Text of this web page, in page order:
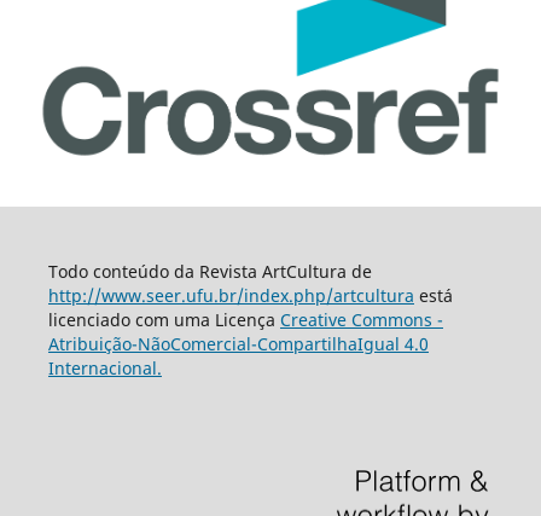
Todo conteúdo da Revista ArtCultura de
http://www.seer.ufu.br/index.php/artcultura está
licenciado com uma Licença Creative Commons -
Atribuição-NãoComercial-CompartilhaIgual 4.0
Internacional.